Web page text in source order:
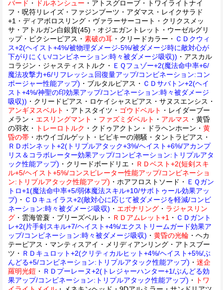
バード ・ ドルネンシュー ・アトスグローブ・トワイライトナイ
フ・呪符リレイズ・ファジンブーツ・アダマス・レイクサラド
+1・ディアボロスリング・ヴァラーサーコート・クリクスメッ
サ・アトルガン白銀貨(45)・オジエガントレット・ウーゼルグリ
ップ・ピクシーピアス・ 素破の耳 ・クリードカラー・ ＣＤクウィ
ス+2(ヘイスト+4%/被物理ダメージ-5%/被ダメージ時に敵対心が
下がりにくい/コンビネーション:時々被ダメージ吸収)) ・アスカル
コラジン・ジャスティストルク・ ＥＱフュゾー+2(魔法命中率+6/
魔法攻撃力+6/リフレッシュ回復量アップ/コンビネーション:コン
ポージャー性能アップ) ・ブルタルピアス・ ＣＤサバトン+2(ヘイ
スト+4%/神聖の印効果アップ/コンビネーション:時々被ダメージ
吸収)) ・クリードピアス・ロケイシャスピアス・サヌスエンシス・
アンギヌスベルト ・アトスタイツ・ ゴウドベルト ・レイダーブー
メラン・ エスリングマント ・ ファズミダベルト ・ アルマス ・黄昏
の羽衣・
トレーロトルク ・クドゥアクトン・ドラヘンホーン・ 黄
昏の帯 ・ホウイゴルゲット・ビビキーの潮騒・タントラピアス・
ＲＤボンネット+2(トリプルアタック+3%/ヘイスト+6%/アカンプ
リス＆コラボレーター効果アップ/コンビネーション:トリプルアタ
ック性能アップ) ・クリードボードリエ・ ＲＤベスト+2(短剣スキ
ル+5/ヘイスト+5%/コンスピレーター性能アップ/コンビネーショ
ン:トリプルアタック性能アップ) ・ホアフロストソード・ ＥＱガン
トロ+1(魔法命中率+5/弱体魔法スキル+10/サボトゥール効果アッ
プ) ・ ＣＤキュイラス+2(敵対心に応じて被ダメージを軽減/コンビ
ネーション:時々被ダメージ吸収) ・ エポナリング ・ ラジャスリン
グ ・雲海管蓑・ブリーズベルト・ ＲＤアムレット+1 ・ ＣＤガント
レ+2(片手剣スキル+7/ヘイスト+4%/エクストリームガード効果ア
ップ/コンビネーション:時々被ダメージ吸収) ・ 黄昏の光輪 ・ヘカ
テーピアス・マンティスアイ・メリディアンリング・アトスブー
ツ・ ＲＤキュロット+2(クリティカルヒット+4%/ヘイスト+5%/ぶ
んどる+5/コンビネーション:トリプルアタック性能アップ) ・ 迷企
羅明光鎧 ・ ＲＤプーレーヌ+2(トレジャーハンター+1/ぶんどる効
果アップ/コンビネーション:トリプルアタック性能アップ) ・
トワ